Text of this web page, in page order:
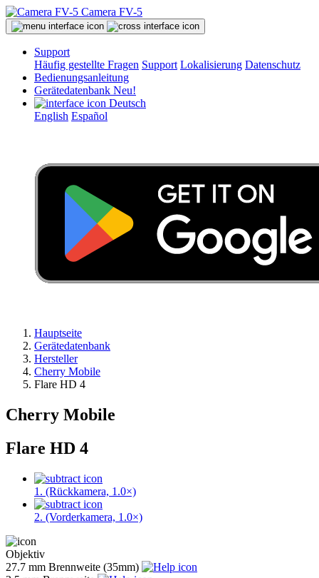
Camera FV-5
Support
Häufig gestellte Fragen Support Lokalisierung Datenschutz
Bedienungsanleitung
Gerätedatenbank Neu!
Deutsch
English Español
Hauptseite
Gerätedatenbank
Hersteller
Cherry Mobile
Flare HD 4
Cherry Mobile
Flare HD 4
1. (Rückkamera, 1.0×)
2. (Vorderkamera, 1.0×)
Objektiv
27.7 mm Brennweite (35mm)